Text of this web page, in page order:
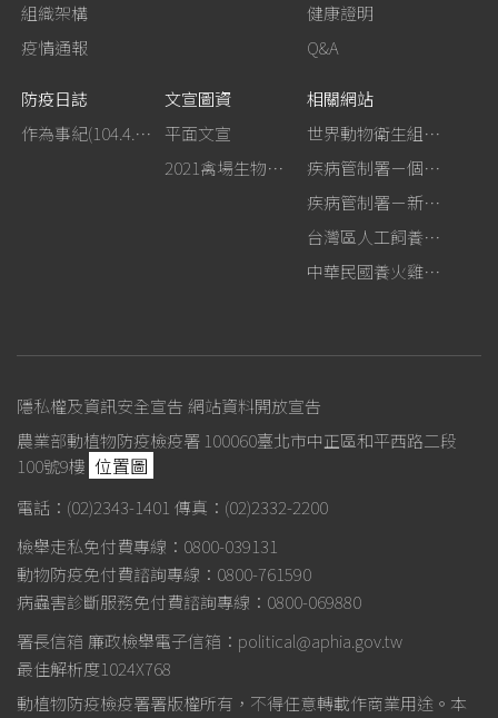
組織架構
疫情通報
健康證明
Q&A
防疫日誌
作為事紀(104.4.13行政院新聞傳播處彙整)
文宣圖資
平面文宣
2021禽場生物安全手冊
相關網站
世界動物衛生組織－禽流感網站
疾病管制署－個人防護裝備使用建議
疾病管制署－新型A型流感專區
台灣區人工飼養鴕鳥協會
中華民國養火雞協會
隱私權及資訊安全宣告 網站資料開放宣告
農業部動植物防疫檢疫署 100060臺北市中正區和平西路二段
100號9樓 位置圖
電話：(02)2343-1401 傳真：(02)2332-2200
檢舉走私免付費專線：0800-039131
動物防疫免付費諮詢專線：0800-761590
病蟲害診斷服務免付費諮詢專線：0800-069880
署長信箱 廉政檢舉電子信箱：political@aphia.gov.tw
最佳解析度1024X768
動植物防疫檢疫署署版權所有，不得任意轉載作商業用途。本